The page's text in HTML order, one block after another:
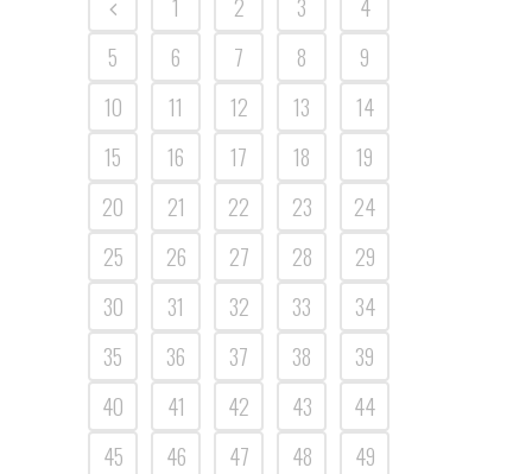
1 2 3
4
5
6 7 8
9
10
11 12 13
14
15
16 17 18
19
20
21 22 23
24
25
26 27 28
29
30
31 32 33
34
35
36 37 38
39
40
41 42 43
44
45
46 47 48
49